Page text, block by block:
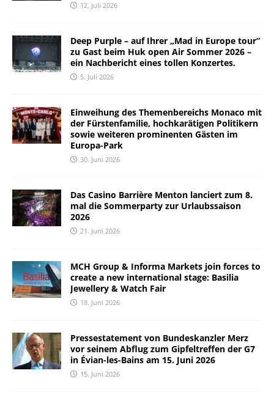
12. Juli 2026
Deep Purple – auf Ihrer „Mad in Europe tour“
zu Gast beim Huk open Air Sommer 2026 –
ein Nachbericht eines tollen Konzertes.
5. Juli 2026
Einweihung des Themenbereichs Monaco mit
der Fürstenfamilie, hochkarätigen Politikern
sowie weiteren prominenten Gästen im
Europa-Park
30. Juni 2026
Das Casino Barrière Menton lanciert zum 8.
mal die Sommerparty zur Urlaubssaison
2026
21. Juni 2026
MCH Group & Informa Markets join forces to
create a new international stage: Basilia
Jewellery & Watch Fair
18. Juni 2026
Pressestatement von Bundeskanzler Merz
vor seinem Abflug zum Gipfeltreffen der G7
in Évian-les-Bains am 15. Juni 2026
15. Juni 2026